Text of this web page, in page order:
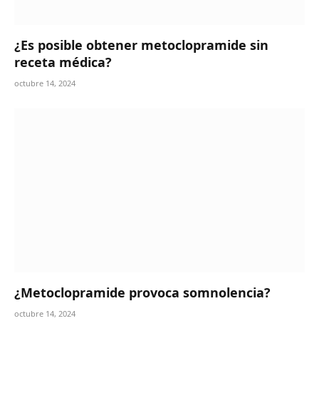
¿Es posible obtener metoclopramide sin
receta médica?
octubre 14, 2024
¿Metoclopramide provoca somnolencia?
octubre 14, 2024